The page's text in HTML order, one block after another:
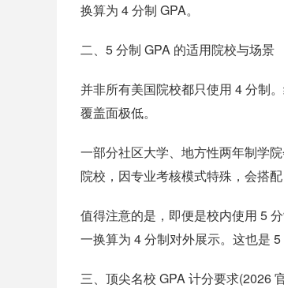
换算为 4 分制 GPA。
二、5 分制 GPA 的适用院校与场景
并非所有美国院校都只使用 4 分制
覆盖面极低。
一部分社区大学、地方性两年制学
院校，因专业考核模式特殊，会搭配
值得注意的是，即便是校内使用 5
一换算为 4 分制对外展示。这也是 5
三、顶尖名校 GPA 计分要求(2026